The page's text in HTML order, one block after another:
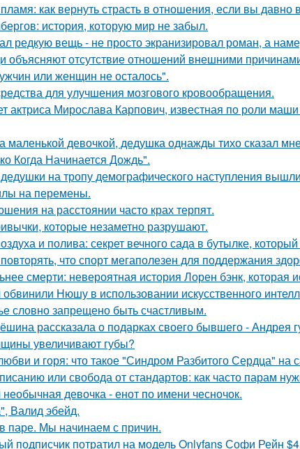
как вернуть страсть в отношения, если вы давно
история, которую мир не забыл.
редкую вещь - не просто экранизировал роман, а
объясняют отсутствие отношений внешними
или женщин не осталось".
для улучшения мозгового кровообращения.
актриса Мирослава Карпович, известная по роли
маленькой девочкой, дедушка однажды тихо сказал
Когда Начинается Дождь".
на тропу демографического наступления
на перемены.
на расстоянии часто крах терпят.
которые незаметно разрушают.
и полива: секрет вечного сада в бутылке,
что спорт мегаполезен для поддержания
смерти: невероятная история Лорен бэнк, которая
Нюшу в использовании искусственного
словно запрещено быть счастливым.
рассказала о подарках своего бывшего - Андрея
увеличивают губы?
и горя: что такое "Синдром Разбитого Сердца" на
или свобода от стандартов: как часто парам
девочка - енот по имени чесночок.
Валид эбейд.
паре. Мы начинаем с причин.
подписчик потратил на модель Onlyfans Софи Рейн